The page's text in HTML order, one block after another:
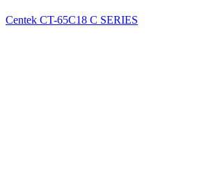
Centek CT-65C18 C SERIES